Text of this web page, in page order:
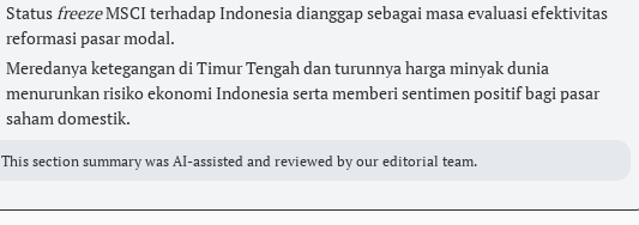
StatusfreezeMSCI terhadap Indonesia dianggap sebagai masa evaluasi efektivitas
reformasi pasar modal.
Meredanya ketegangan di Timur Tengah dan turunnya harga minyak dunia
menurunkan risiko ekonomi Indonesia serta memberi sentimen positif bagi pasar
saham domestik.
This section summary was AI-assisted and reviewed by our editorial team.